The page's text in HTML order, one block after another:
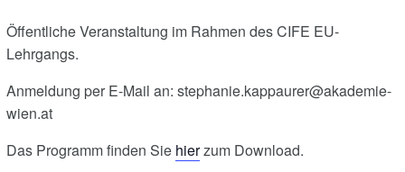
Öffentliche Veranstaltung im Rahmen des CIFE EU-
Lehrgangs.
Anmeldung per E-Mail an: stephanie.kappaurer@akademie-
wien.at
Das Programm finden Sie hierzum Download.